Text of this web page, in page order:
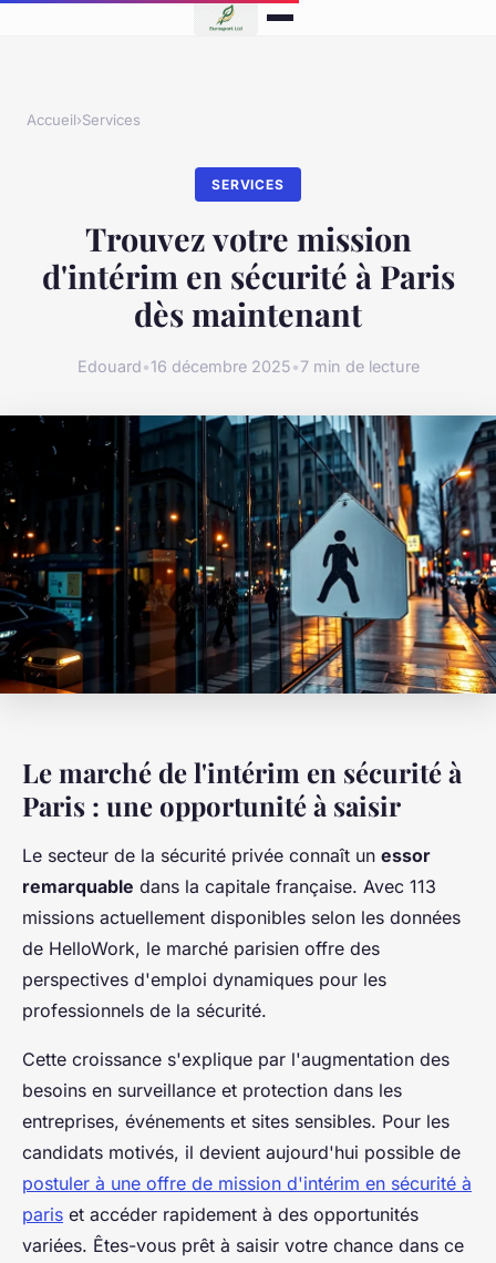
Accueil›Services
SERVICES
Trouvez votre mission
d'intérim en sécurité à Paris
dès maintenant
Edouard•16 décembre 2025•7 min de lecture
Le marché de l'intérim en sécurité à
Paris : une opportunité à saisir
Le secteur de la sécurité privée connaît un essor
remarquable dans la capitale française. Avec 113
missions actuellement disponibles selon les données
de HelloWork, le marché parisien offre des
perspectives d'emploi dynamiques pour les
professionnels de la sécurité.
Cette croissance s'explique par l'augmentation des
besoins en surveillance et protection dans les
entreprises, événements et sites sensibles. Pour les
candidats motivés, il devient aujourd'hui possible de
postuler à une offre de mission d'intérim en sécurité à
paris et accéder rapidement à des opportunités
variées. Êtes-vous prêt à saisir votre chance dans ce